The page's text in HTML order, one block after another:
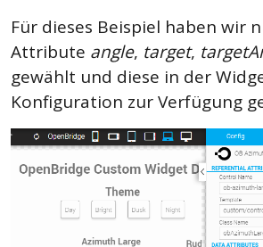
Für dieses Beispiel haben wir
Attribute angle, target,
gewählt und diese in der
Konfiguration zur Verfügung